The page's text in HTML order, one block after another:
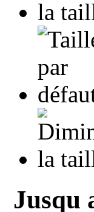
Jusqu